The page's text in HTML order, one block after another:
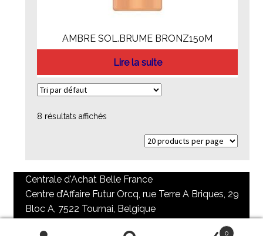
AMBRE SOL.BRUME BRONZ150M
Lire la suite
8 résultats affichés
Centrale d'Achat Belle France
Centre d’Affaire Futur Orcq, rue Terre A Briques, 29
Bloc A, 7522 Tournai, Belgique
0